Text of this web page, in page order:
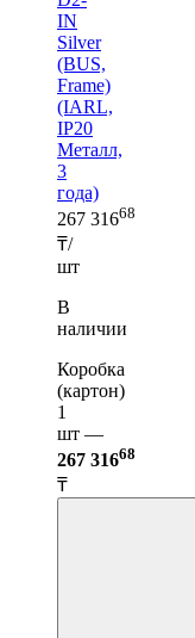
IN
Silver
(BUS,
Frame)
(IARL,
IP20
Металл,
3
года)
267 31668
₸/
шт
В
наличии
Коробка
(картон)
1
шт —
267 31668
₸